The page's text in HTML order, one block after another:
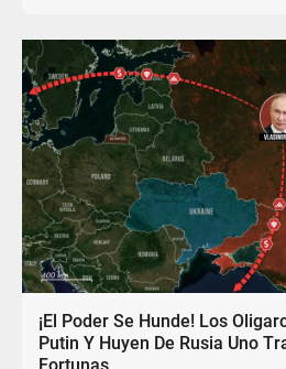
¡El Poder Se Hunde! Los
Putin Y Huyen De Rusia Uno